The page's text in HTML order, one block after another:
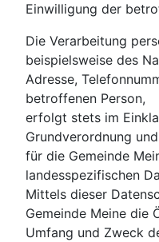
Einwilligung der
Die Verarbeitung
beispielsweise des
Adresse,
betroffenen Person,
erfolgt stets im
Grundverordnung
für die Gemeinde
landesspezifischen
Mittels dieser
Gemeinde Meine die
Umfang und Zweck